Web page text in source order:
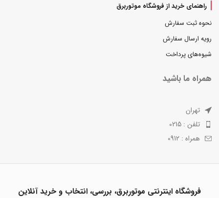
راهنمای خرید از فروشگاه موتوربرق
نحوه ثبت سفارش
رویه ارسال سفارش
شیوه‌های پرداخت
همراه ما باشید
تهران
تلفن : 0215
همراه : 0912
فروشگاه اینترنتی موتوربرق، بررسی، انتخاب و خرید آنلاین